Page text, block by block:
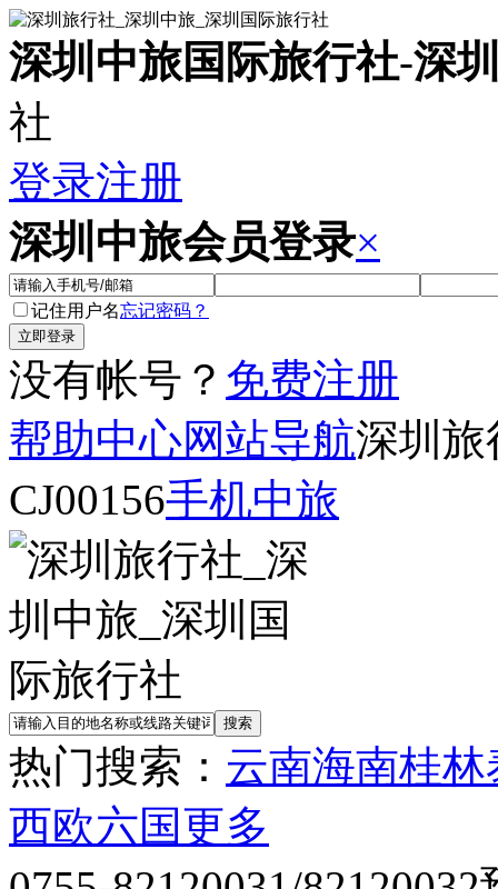
深圳中旅国际旅行社-深
社
登录注册
深圳中旅会员登录×
记住用户名忘记密码？
没有帐号？ 免费注册
帮助中心网站导航深圳旅
CJ00156手机中旅
热门搜索： 云南海南桂林
西欧六国更多